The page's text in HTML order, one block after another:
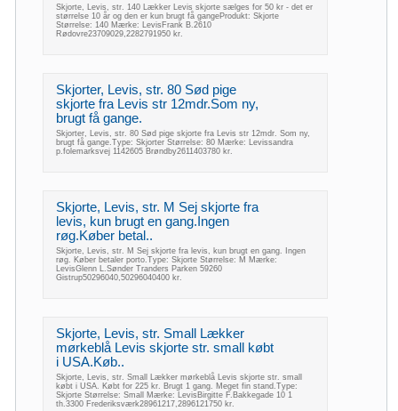
Skjorte, Levis, str. 140 Lækker Levis skjorte sælges for 50 kr - det er
størrelse 10 år og den er kun brugt få gangeProdukt: Skjorte
Størrelse: 140 Mærke: LevisFrank B.2610
Rødovre23709029,2282791950 kr.
Skjorter, Levis, str. 80 Sød pige
skjorte fra Levis str 12mdr.Som ny,
brugt få gange.
Skjorter, Levis, str. 80 Sød pige skjorte fra Levis str 12mdr. Som ny,
brugt få gange.Type: Skjorter Størrelse: 80 Mærke: Levissandra
p.folemarksvej 1142605 Brøndby2611403780 kr.
Skjorte, Levis, str. M Sej skjorte fra
levis, kun brugt en gang.Ingen
røg.Køber betal..
Skjorte, Levis, str. M Sej skjorte fra levis, kun brugt en gang. Ingen
røg. Køber betaler porto.Type: Skjorte Størrelse: M Mærke:
LevisGlenn L.Sønder Tranders Parken 59260
Gistrup50296040,50296040400 kr.
Skjorte, Levis, str. Small Lækker
mørkeblå Levis skjorte str. small købt
i USA.Køb..
Skjorte, Levis, str. Small Lækker mørkeblå Levis skjorte str. small
købt i USA. Købt for 225 kr. Brugt 1 gang. Meget fin stand.Type:
Skjorte Størrelse: Small Mærke: LevisBirgitte F.Bakkegade 10 1
th.3300 Frederiksværk28961217,2896121750 kr.